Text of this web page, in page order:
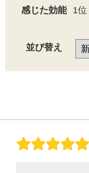
感じた効能 1位
並び替え